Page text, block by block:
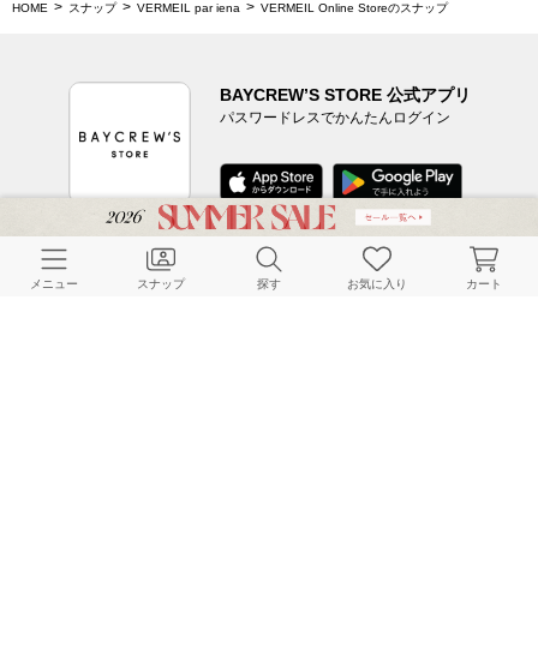
HOME スナップ VERMEIL par iena VERMEIL Online Storeのスナップ
BAYCREW’S STORE 公式アプリ
パスワードレスでかんたんログイン
CUSTOMER SERVICE
メニュー スナップ 探す お気に入り カート